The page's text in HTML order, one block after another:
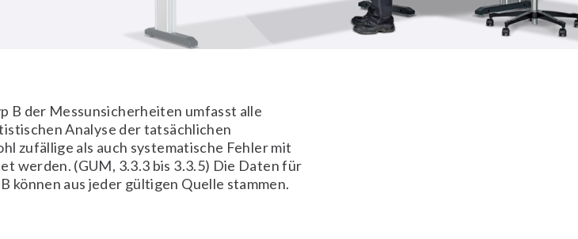
B der Messunsicherheiten umfasst alle
Analyse der tatsächlichen
zufällige als auch systematische Fehler mit
werden. (GUM, 3.3.3 bis 3.3.5) Die Daten für
können aus jeder gültigen Quelle stammen.